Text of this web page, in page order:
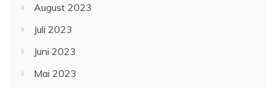
August 2023
Juli 2023
Juni 2023
Mai 2023